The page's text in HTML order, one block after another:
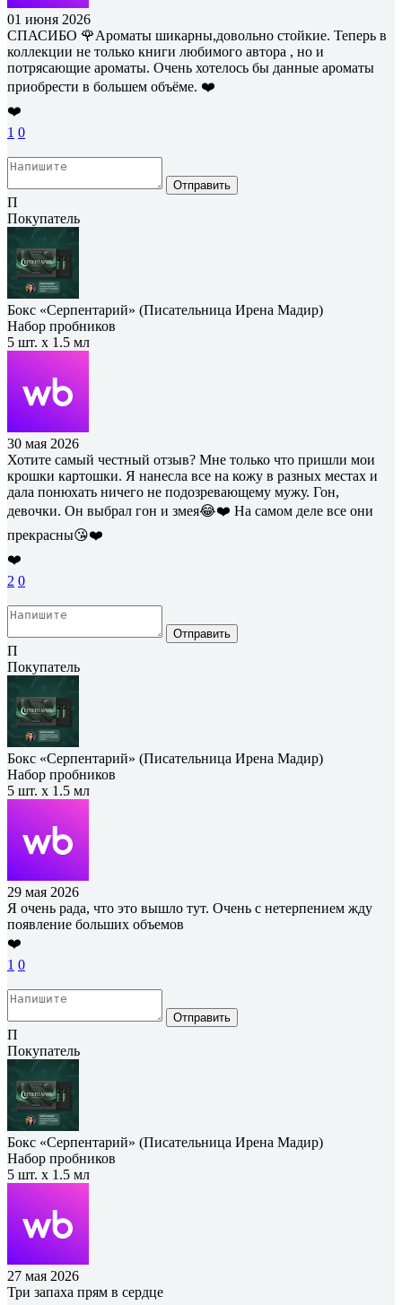
01 июня 2026
СПАСИБО 🌹Ароматы шикарны,довольно стойкие. Теперь в
коллекции не только книги любимого автора , но и
потрясающие ароматы. Очень хотелось бы данные ароматы
приобрести в большем объёме. ❤️
❤️
1 0
Отправить
П
Покупатель
Бокс «Серпентарий» (Писательница Ирена Мадир)
Набор пробников
5 шт. х 1.5 мл
30 мая 2026
Хотите самый честный отзыв? Мне только что пришли мои
крошки картошки. Я нанесла все на кожу в разных местах и
дала понюхать ничего не подозревающему мужу. Гон,
девочки. Он выбрал гон и змея😂❤️ На самом деле все они
прекрасны😘❤️
❤️
2 0
Отправить
П
Покупатель
Бокс «Серпентарий» (Писательница Ирена Мадир)
Набор пробников
5 шт. х 1.5 мл
29 мая 2026
Я очень рада, что это вышло тут. Очень с нетерпением жду
появление больших объемов
❤️
1 0
Отправить
П
Покупатель
Бокс «Серпентарий» (Писательница Ирена Мадир)
Набор пробников
5 шт. х 1.5 мл
27 мая 2026
Три запаха прям в сердце